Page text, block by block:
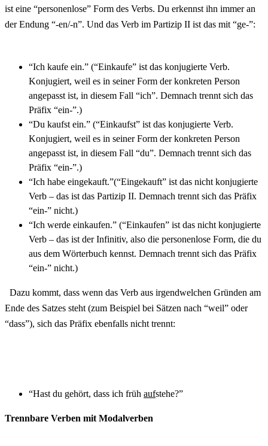
ist eine “personenlose” Form des Verbs. Du erkennst ihn immer an
der Endung “-en/-n”. Und das Verb im Partizip II ist das mit “ge-”:
“Ich kaufe ein.” (“Einkaufe” ist das konjugierte Verb.
Konjugiert, weil es in seiner Form der konkreten Person
angepasst ist, in diesem Fall “ich”. Demnach trennt sich das
Präfix “ein-”.)
“Du kaufst ein.” (“Einkaufst” ist das konjugierte Verb.
Konjugiert, weil es in seiner Form der konkreten Person
angepasst ist, in diesem Fall “du”. Demnach trennt sich das
Präfix “ein-”.)
“Ich habe eingekauft.”(“Eingekauft” ist das nicht konjugierte
Verb – das ist das Partizip II. Demnach trennt sich das Präfix
“ein-” nicht.)
“Ich werde einkaufen.” (“Einkaufen” ist das nicht konjugierte
Verb – das ist der Infinitiv, also die personenlose Form, die du
aus dem Wörterbuch kennst. Demnach trennt sich das Präfix
“ein-” nicht.)
Dazu kommt, dass wenn das Verb aus irgendwelchen Gründen am
Ende des Satzes steht (zum Beispiel bei Sätzen nach “weil” oder
“dass”), sich das Präfix ebenfalls nicht trennt:
“Hast du gehört, dass ich früh aufstehe?”
Trennbare Verben mit Modalverben